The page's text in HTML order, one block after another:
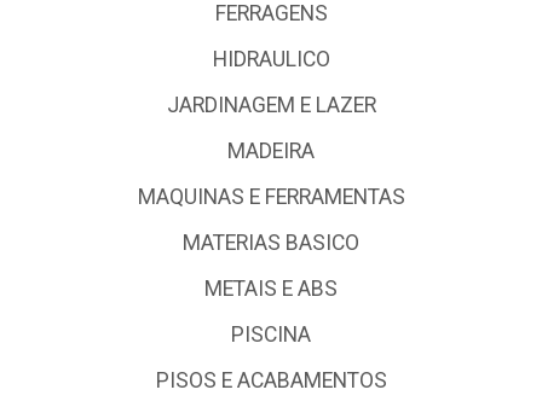
FERRAGENS
HIDRAULICO
JARDINAGEM E LAZER
MADEIRA
MAQUINAS E FERRAMENTAS
MATERIAS BASICO
METAIS E ABS
PISCINA
PISOS E ACABAMENTOS